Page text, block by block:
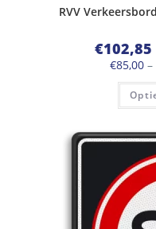
RVV
€102,85
€85,00 –